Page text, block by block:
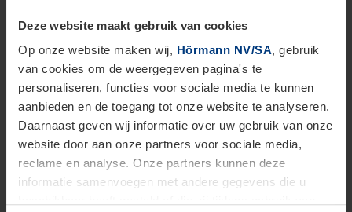
Deze website maakt gebruik van cookies
Op onze website maken wij, Hörmann NV/SA, gebruik
van cookies om de weergegeven pagina's te
personaliseren, functies voor sociale media te kunnen
aanbieden en de toegang tot onze website te analyseren.
Daarnaast geven wij informatie over uw gebruik van onze
website door aan onze partners voor sociale media,
reclame en analyse. Onze partners kunnen deze
informatie samenvoegen met andere gegevens die u